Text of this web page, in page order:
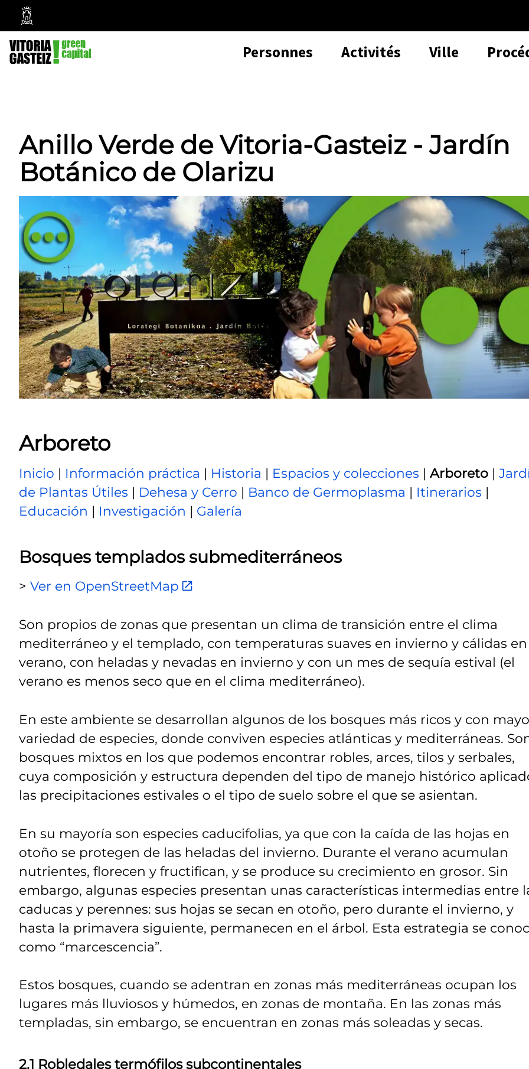
Mairie
de
Vitoria-
Gasteiz
Personnes Activités Ville
Anillo Verde de Vitoria-Gasteiz - Jardín
Botánico de Olarizu
Arboreto
Inicio | Información práctica | Historia | Espacios y colecciones | Arboreto |
de Plantas Útiles | Dehesa y Cerro | Banco de Germoplasma | Itinerarios |
Educación | Investigación | Galería
Bosques templados submediterráneos
> Ver en OpenStreetMap
Son propios de zonas que presentan un clima de transición entre el clima
mediterráneo y el templado, con temperaturas suaves en invierno y cálidas en
verano, con heladas y nevadas en invierno y con un mes de sequía estival (el
verano es menos seco que en el clima mediterráneo).
En este ambiente se desarrollan algunos de los bosques más ricos y con
variedad de especies, donde conviven especies atlánticas y mediterráneas.
bosques mixtos en los que podemos encontrar robles, arces, tilos y serbales,
cuya composición y estructura dependen del tipo de manejo histórico
las precipitaciones estivales o el tipo de suelo sobre el que se asientan.
En su mayoría son especies caducifolias, ya que con la caída de las hojas en
otoño se protegen de las heladas del invierno. Durante el verano acumulan
nutrientes, florecen y fructifican, y se produce su crecimiento en grosor. Sin
embargo, algunas especies presentan unas características intermedias entre
caducas y perennes: sus hojas se secan en otoño, pero durante el invierno, y
hasta la primavera siguiente, permanecen en el árbol. Esta estrategia se
como “marcescencia”.
Estos bosques, cuando se adentran en zonas más mediterráneas ocupan los
lugares más lluviosos y húmedos, en zonas de montaña. En las zonas más
templadas, sin embargo, se encuentran en zonas más soleadas y secas.
2.1 Robledales termófilos subcontinentales